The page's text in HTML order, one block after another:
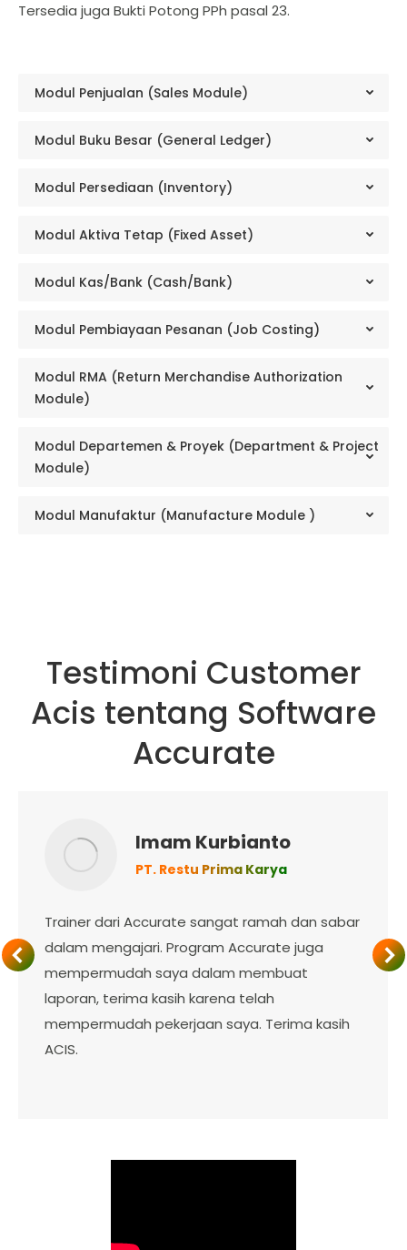
Tersedia juga Bukti Potong PPh pasal 23.
Modul Penjualan (Sales Module)
Modul Buku Besar (General Ledger)
Modul Persediaan (Inventory)
Modul Aktiva Tetap (Fixed Asset)
Modul Kas/Bank (Cash/Bank)
Modul Pembiayaan Pesanan (Job Costing)
Modul RMA (Return Merchandise Authorization
Module)
Modul Departemen & Proyek (Department & Project
Module)
Modul Manufaktur (Manufacture Module )
Testimoni Customer
Acis tentang Software
Accurate
Imam Kurbianto
PT. Restu Prima Karya
Trainer dari Accurate sangat ramah dan sabar
dalam mengajari. Program Accurate juga
mempermudah saya dalam membuat
laporan, terima kasih karena telah
mempermudah pekerjaan saya. Terima kasih
ACIS.